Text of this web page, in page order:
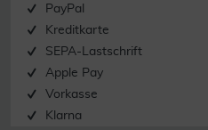
PayPal
Kreditkarte
SEPA-Lastschrift
Apple Pay
Vorkasse
Klarna